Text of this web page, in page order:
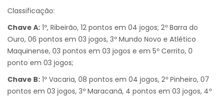
Classificação:
Chave A: 1º, Ribeirão, 12 pontos em 04 jogos; 2º Barra do
Ouro, 06 pontos em 03 jogos, 3º Mundo Novo e Atlético
Maquinense, 03 pontos em 03 jogos e em 5º Cerrito, 0
ponto em 03 jogos;
Chave B: 1º Vacaria, 08 pontos em 04 jogos, 2º Pinheiro, 07
pontos em 03 jogos, 3º Maracanã, 4 pontos em 03 jogos, 4º